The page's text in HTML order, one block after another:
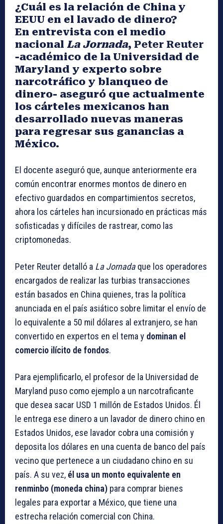
¿Cuál es la relación de China y
EEUU en el lavado de dinero?
En entrevista con el medio
nacional La Jornada, Peter Reuter
-académico de la Universidad de
Maryland y experto sobre
narcotráfico y blanqueo de
dinero- aseguró que actualmente
los cárteles mexicanos han
desarrollado nuevas maneras
para regresar sus ganancias a
México.
El docente aseguró que, aunque anteriormente era
común encontrar enormes montos de dinero en
efectivo guardados en compartimientos secretos,
ahora los cárteles han incursionado en prácticas más
sofisticadas y difíciles de rastrear, como las
criptomonedas.
Peter Reuter detalló a La Jornadaque los operadores
encargados de realizar las turbias transacciones
están basados en China quienes, tras la política
anunciada en el país asiático sobre limitar el envío de
lo equivalente a 50 mil dólares al extranjero, se han
convertido en expertos en el tema y dominan el
comercio ilícito de fondos.
Para ejemplificarlo, el profesor de la Universidad de
Maryland puso como ejemplo a un narcotraficante
que desea sacar USD 1 millón de Estados Unidos. Él
le entrega ese dinero a un lavador de dinero chino en
Estados Unidos, ese lavador cobra una comisión y
deposita los dólares en una cuenta de banco del país
vecino que pertenece a un ciudadano chino en su
país. A su vez, él usa un monto equivalente en
renminbo (moneda china) para comprar bienes
legales para exportar a México, que tiene una
estrecha relación comercial con China.